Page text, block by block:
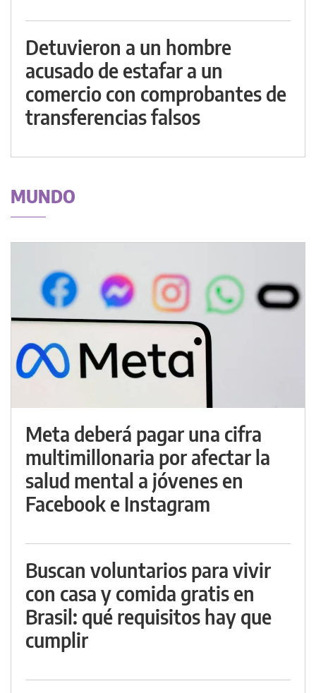
Detuvieron a un hombre
acusado de estafar a un
comercio con comprobantes de
transferencias falsos
MUNDO
Meta deberá pagar una cifra
multimillonaria por afectar la
salud mental a jóvenes en
Facebook e Instagram
Buscan voluntarios para vivir
con casa y comida gratis en
Brasil: qué requisitos hay que
cumplir